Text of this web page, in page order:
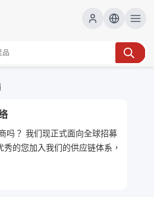
B2B/B2C
, wholesale 電視櫃,
搭配建議要點
吗？ 我们现正式面向全球招募
的您加入我们的供应链体系，